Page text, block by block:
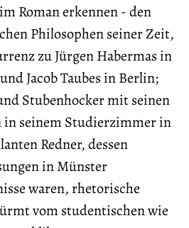
Roman erkennen - den
Philosophen seiner Zeit,
zu Jürgen Habermas in
Jacob Taubes in Berlin;
Stubenhocker mit seinen
in seinem Studierzimmer in
Redner, dessen
in Münster
waren, rhetorische
vom studentischen wie